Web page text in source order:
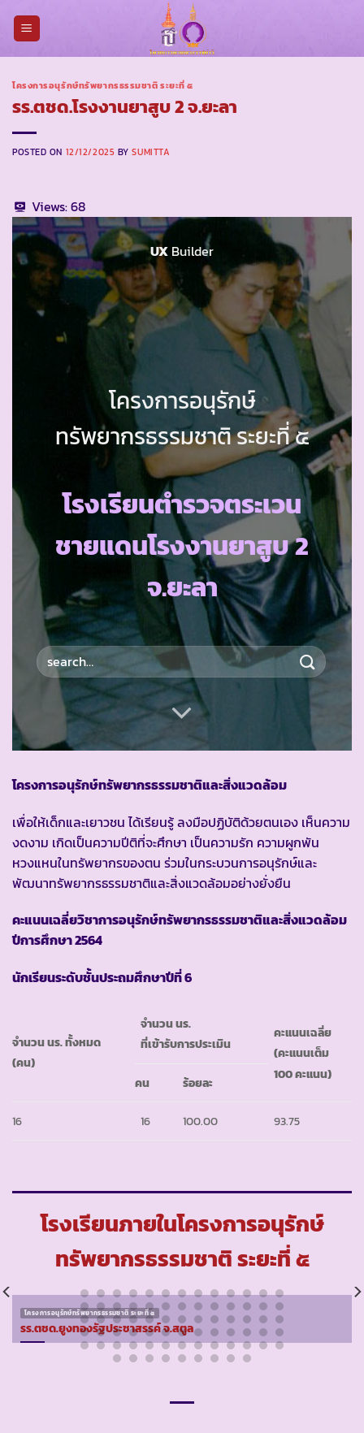
โครงการอนุรักษ์ทรัพยากรธรรมชาติ ระยะที่ ๕
รร.ตชด.โรงงานยาสูบ 2 จ.ยะลา
POSTED ON 12/12/2025 BYSUMITTA
Views:68
UX Builder
โครงการอนุรักษ์
ทรัพยากรธรรมชาติ ระยะที่ ๕
โรงเรียนตำรวจตระเวน
ชายแดนโรงงานยาสูบ 2
จ.ยะลา
โครงการอนุรักษ์ทรัพยากรธรรมชาติและสิ่งแวดล้อม
เพื่อให้เด็กและเยาวชน ได้เรียนรู้ ลงมือปฏิบัติด้วยตนเอง เห็นความ
งดงาม เกิดเป็นความปีติที่จะศึกษา เป็นความรัก ความผูกพัน
หวงแหนในทรัพยากรของตน ร่วมในกระบวนการอนุรักษ์และ
พัฒนาทรัพยากรธรรมชาติและสิ่งแวดล้อมอย่างยั่งยืน
คะแนนเฉลี่ยวิชาการอนุรักษ์ทรัพยากรธรรมชาติและสิ่งแวดล้อม
ปีการศึกษา 2564
นักเรียนระดับชั้นประถมศึกษาปีที่ 6
จำนวน นร. ทั้งหมด
(คน)
จำนวน นร.
ที่เข้ารับการประเมิน
คะแนนเฉลี่ย
(คะแนนเต็ม
100 คะแนน)
คน ร้อยละ
16 16 100.00 93.75
โรงเรียนภายในโครงการอนุรักษ์
ทรัพยากรธรรมชาติ ระยะที่ ๕
โครงการอนุรักษ์ทรัพยากรธรรมชาติ ระยะที่ ๕
รร.ตชด.ยูงทองรัฐประชาสรรค์ จ.สตูล